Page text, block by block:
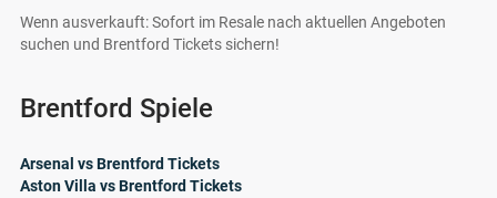
Wenn ausverkauft: Sofort im Resale nach aktuellen Angeboten
suchen und Brentford Tickets sichern!
Brentford Spiele
Arsenal vs Brentford Tickets
Aston Villa vs Brentford Tickets